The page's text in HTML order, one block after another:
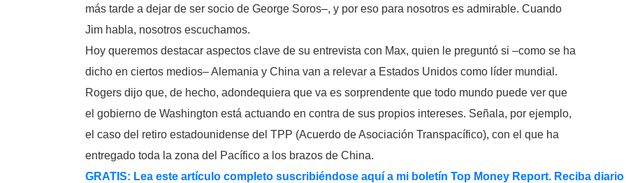
más tarde a dejar de ser socio de George Soros–, y por eso para nosotros es admirable. Cuando
Jim habla, nosotros escuchamos.
Hoy queremos destacar aspectos clave de su entrevista con Max, quien le preguntó si –como se ha
dicho en ciertos medios– Alemania y China van a relevar a Estados Unidos como líder mundial.
Rogers dijo que, de hecho, adondequiera que va es sorprendente que todo mundo puede ver que
el gobierno de Washington está actuando en contra de sus propios intereses. Señala, por ejemplo,
el caso del retiro estadounidense del TPP (Acuerdo de Asociación Transpacífico), con el que ha
entregado toda la zona del Pacífico a los brazos de China.
GRATIS: Lea este artículo completo suscribiéndose aquí a mi boletín Top Money Report. Reciba